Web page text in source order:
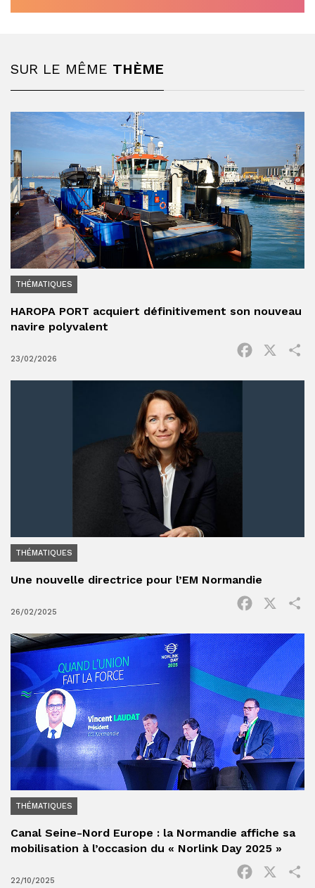
SUR LE MÊME THÈME
THÉMATIQUES
HAROPA PORT acquiert définitivement son nouveau
navire polyvalent
23/02/2026
Facebook
THÉMATIQUES
Une nouvelle directrice pour l’EM Normandie
26/02/2025
Facebook
THÉMATIQUES
Canal Seine-Nord Europe : la Normandie affiche sa
mobilisation à l’occasion du « Norlink Day 2025 »
22/10/2025
Facebook